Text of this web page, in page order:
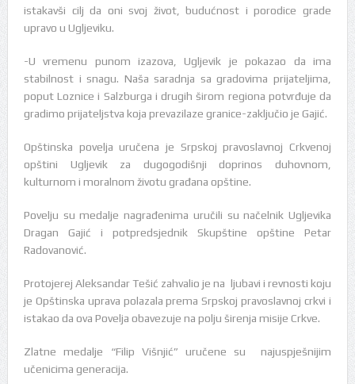
istakavši cilj da oni svoj život, budućnost i porodice grade
upravo u Ugljeviku.
-U vremenu punom izazova, Ugljevik je pokazao da ima
stabilnost i snagu. Naša saradnja sa gradovima prijateljima,
poput Loznice i Salzburga i drugih širom regiona potvrđuje da
gradimo prijateljstva koja prevazilaze granice-zaključio je Gajić.
Opštinska povelja uručena je Srpskoj pravoslavnoj Crkvenoj
opštini Ugljevik za dugogodišnji doprinos duhovnom,
kulturnom i moralnom životu građana opštine.
Povelju su medalje nagrađenima uručili su načelnik Ugljevika
Dragan Gajić i potpredsjednik Skupštine opštine Petar
Radovanović.
Protojerej Aleksandar Tešić zahvalio je na ljubavi i revnosti koju
je Opštinska uprava polazala prema Srpskoj pravoslavnoj crkvi i
istakao da ova Povelja obavezuje na polju širenja misije Crkve.
Zlatne medalje “Filip Višnjić” uručene su najuspješnijim
učenicima generacija.